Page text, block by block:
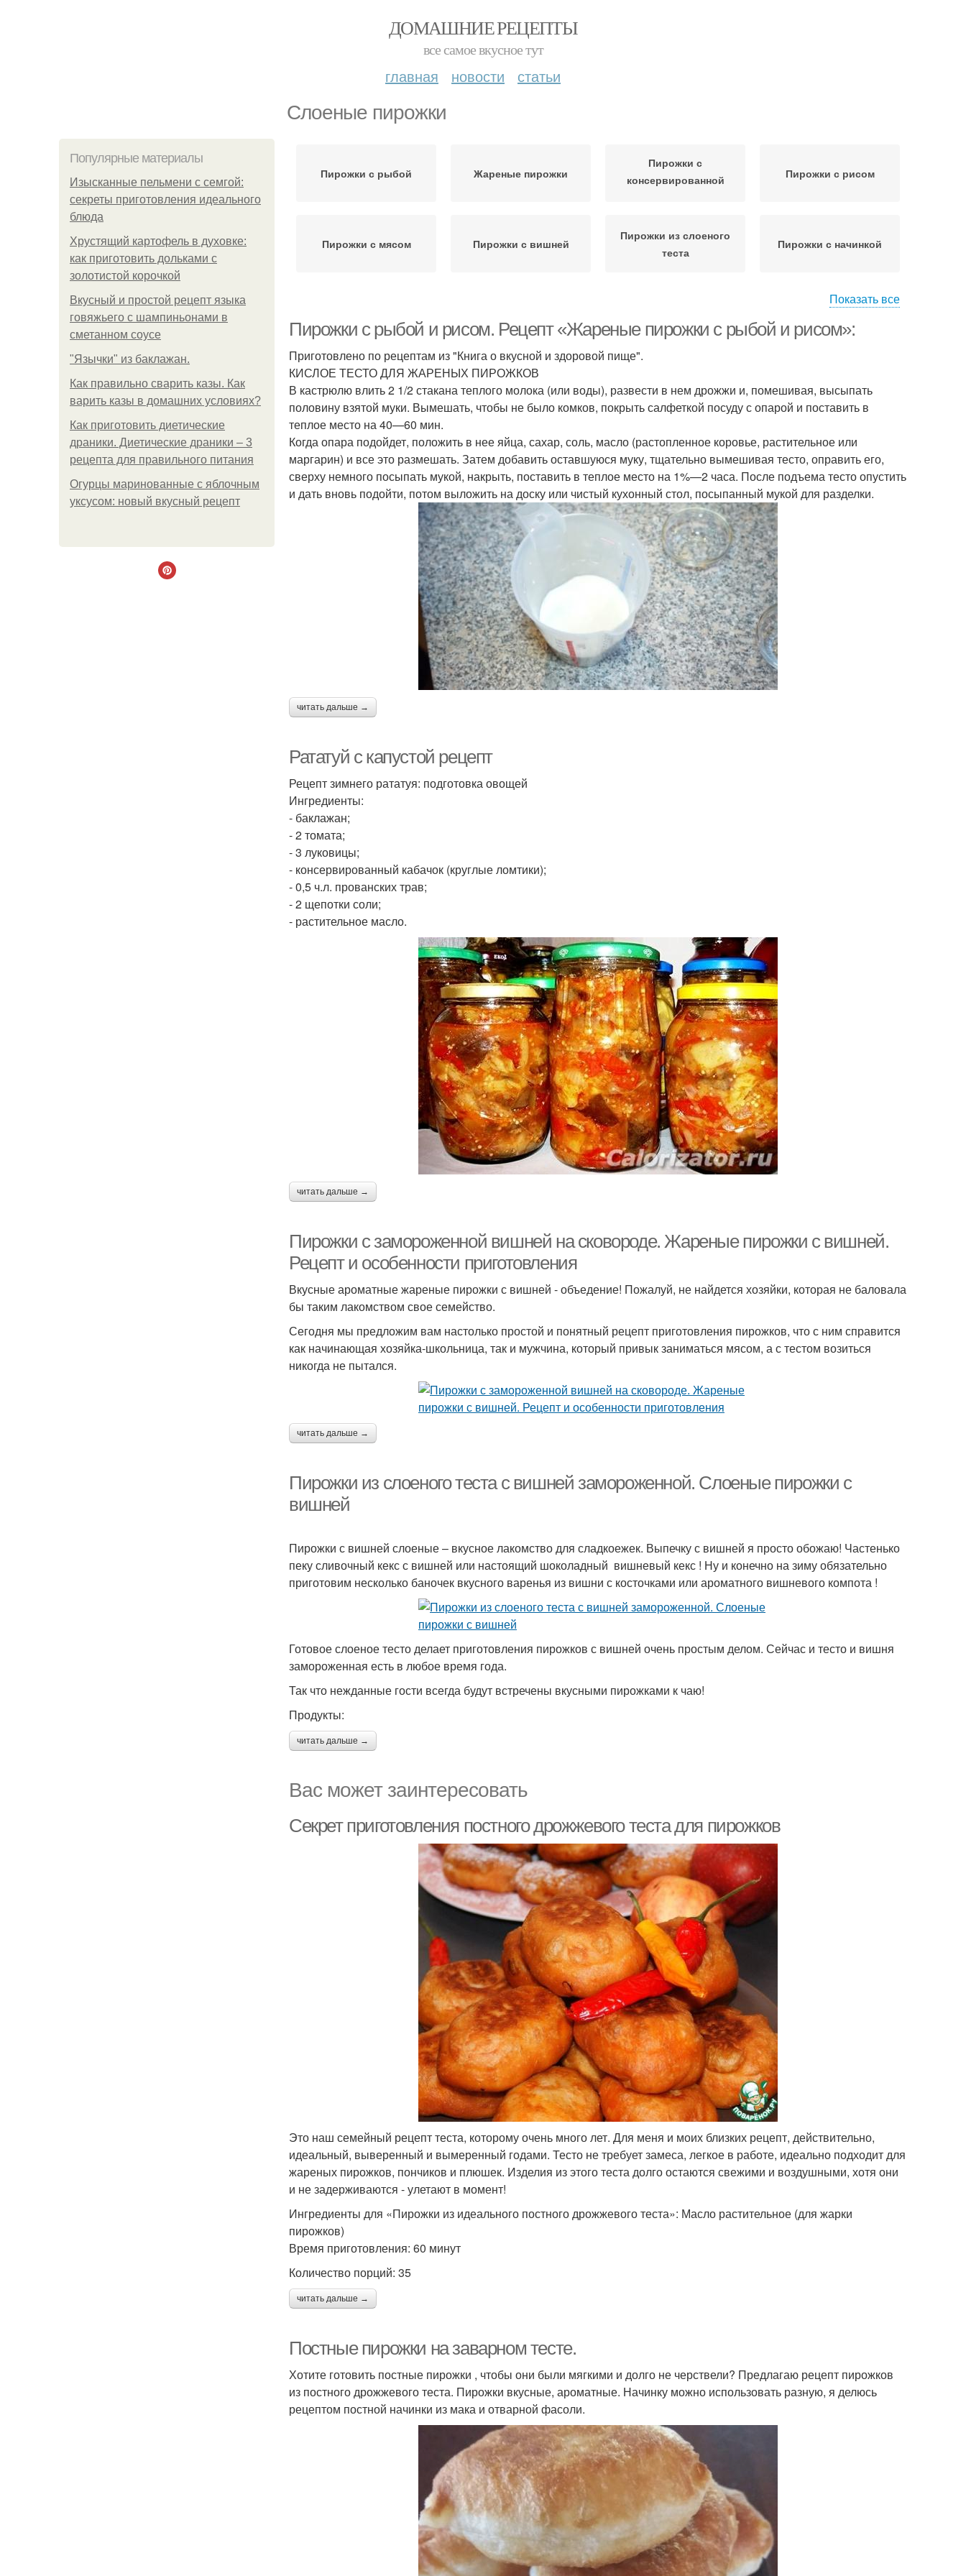
ДОМАШНИЕ РЕЦЕПТЫ
все самое вкусное тут
главная новости статьи
Слоеные пирожки
Популярные материалы
Изысканные пельмени с семгой:
секреты приготовления идеального
блюда
Хрустящий картофель в духовке:
как приготовить дольками с
золотистой корочкой
Вкусный и простой рецепт языка
говяжьего с шампиньонами в
сметанном соусе
"Язычки" из баклажан.
Как правильно сварить казы. Как
варить казы в домашних условиях?
Как приготовить диетические
драники. Диетические драники – 3
рецепта для правильного питания
Огурцы маринованные с яблочным
уксусом: новый вкусный рецепт
Пирожки с рыбой Жареные пирожки
Пирожки с
консервированной
Пирожки с рисом
Пирожки с мясом Пирожки с вишней
Пирожки из слоеного
теста
Пирожки с начинкой
Показать все
Пирожки с рыбой и рисом. Рецепт «Жареные пирожки с рыбой и рисом»:
Приготовлено по рецептам из "Книга о вкусной и здоровой пище".
КИСЛОЕ ТЕСТО ДЛЯ ЖАРЕНЫХ ПИРОЖКОВ
В кастрюлю влить 2 1/2 стакана теплого мо­лока (или воды), развести в нем дрожжи и, помешивая, высыпать
половину взятой муки. Вымешать, чтобы не было комков, покрыть салфеткой посуду с опарой и поставить в
теплое место на 40—60 мин.
Когда опара подойдет, положить в нее яйца, сахар, соль, масло (растопленное коровье, растительное или
маргарин) и все это размешать. Затем добавить оставшуюся муку, тщательно вы­мешивая тесто, оправить его,
сверху немного посыпать мукой, накрыть, поставить в теп­лое место на 1%—2 часа. После подъема тесто опустить
и дать вновь подойти, потом выложить на доску или чистый кухонный стол, посыпанный мукой для разделки.
читать дальше →
Рататуй с капустой рецепт
Рецепт зимнего рататуя: подготовка овощей
Ингредиенты:
- баклажан;
- 2 томата;
- 3 луковицы;
- консервированный кабачок (круглые ломтики);
- 0,5 ч.л. прованских трав;
- 2 щепотки соли;
- растительное масло.
читать дальше →
Пирожки с замороженной вишней на сковороде. Жареные пирожки с вишней.
Рецепт и особенности приготовления
Вкусные ароматные жареные пирожки с вишней - объедение! Пожалуй, не найдется хозяйки, которая не баловала
бы таким лакомством свое семейство.
Сегодня мы предложим вам настолько простой и понятный рецепт приготовления пирожков, что с ним справится
как начинающая хозяйка-школьница, так и мужчина, который привык заниматься мясом, а с тестом возиться
никогда не пытался.
читать дальше →
Пирожки из слоеного теста с вишней замороженной. Слоеные пирожки с
вишней
Пирожки с вишней слоеные – вкусное лакомство для сладкоежек. Выпечку с вишней я просто обожаю! Частенько
пеку сливочный кекс с вишней или настоящий шоколадный вишневый кекс ! Ну и конечно на зиму обязательно
приготовим несколько баночек вкусного варенья из вишни с косточками или ароматного вишневого компота !
Готовое слоеное тесто делает приготовления пирожков с вишней очень простым делом. Сейчас и тесто и вишня
замороженная есть в любое время года.
Так что нежданные гости всегда будут встречены вкусными пирожками к чаю!
Продукты:
читать дальше →
Вас может заинтересовать
Секрет приготовления постного дрожжевого теста для пирожков
Это наш семейный рецепт теста, которому очень много лет. Для меня и моих близких рецепт, действительно,
идеальный, выверенный и вымеренный годами. Тесто не требует замеса, легкое в работе, идеально подходит для
жареных пирожков, пончиков и плюшек. Изделия из этого теста долго остаются свежими и воздушными, хотя они
и не задерживаются - улетают в момент!
Ингредиенты для «Пирожки из идеального постного дрожжевого теста»: Масло растительное (для жарки
пирожков)
Время приготовления: 60 минут
Количество порций: 35
читать дальше →
Постные пирожки на заварном тесте.
Хотите готовить постные пирожки , чтобы они были мягкими и долго не черствели? Предлагаю рецепт пирожков
из постного дрожжевого теста. Пирожки вкусные, ароматные. Начинку можно использовать разную, я делюсь
рецептом постной начинки из мака и отварной фасоли.